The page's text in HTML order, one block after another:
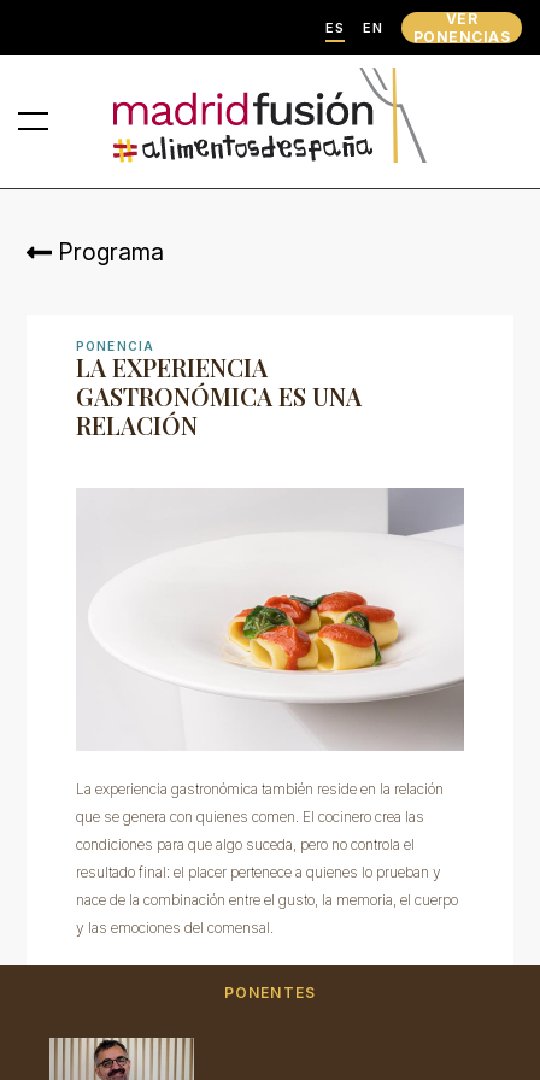
ES EN
VER
PONENCIAS
Programa
PONENCIA
LA EXPERIENCIA
GASTRONÓMICA ES UNA
RELACIÓN
La experiencia gastronómica también reside en la relación
que se genera con quienes comen. El cocinero crea las
condiciones para que algo suceda, pero no controla el
resultado final: el placer pertenece a quienes lo prueban y
nace de la combinación entre el gusto, la memoria, el cuerpo
y las emociones del comensal.
PONENTES